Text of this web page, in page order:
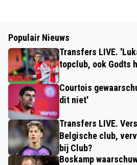
Populair Nieuws
Transfers LIVE.
topclub, ook Godts
Courtois
dit niet'
Transfers LIVE.
Belgische club,
bij Club?
Boskamp